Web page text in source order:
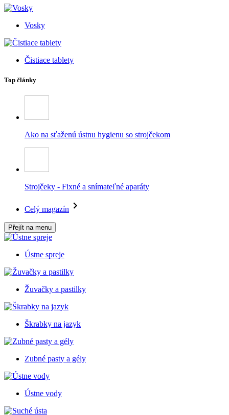
Vosky
Čistiace tablety
Top články
Ako na sťaženú ústnu hygienu so strojčekom
Strojčeky - Fixné a snímateľné aparáty
Celý magazín
Přejít na menu
Ústne spreje
Žuvačky a pastilky
Škrabky na jazyk
Zubné pasty a gély
Ústne vody